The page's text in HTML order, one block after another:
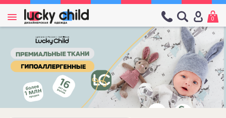
0